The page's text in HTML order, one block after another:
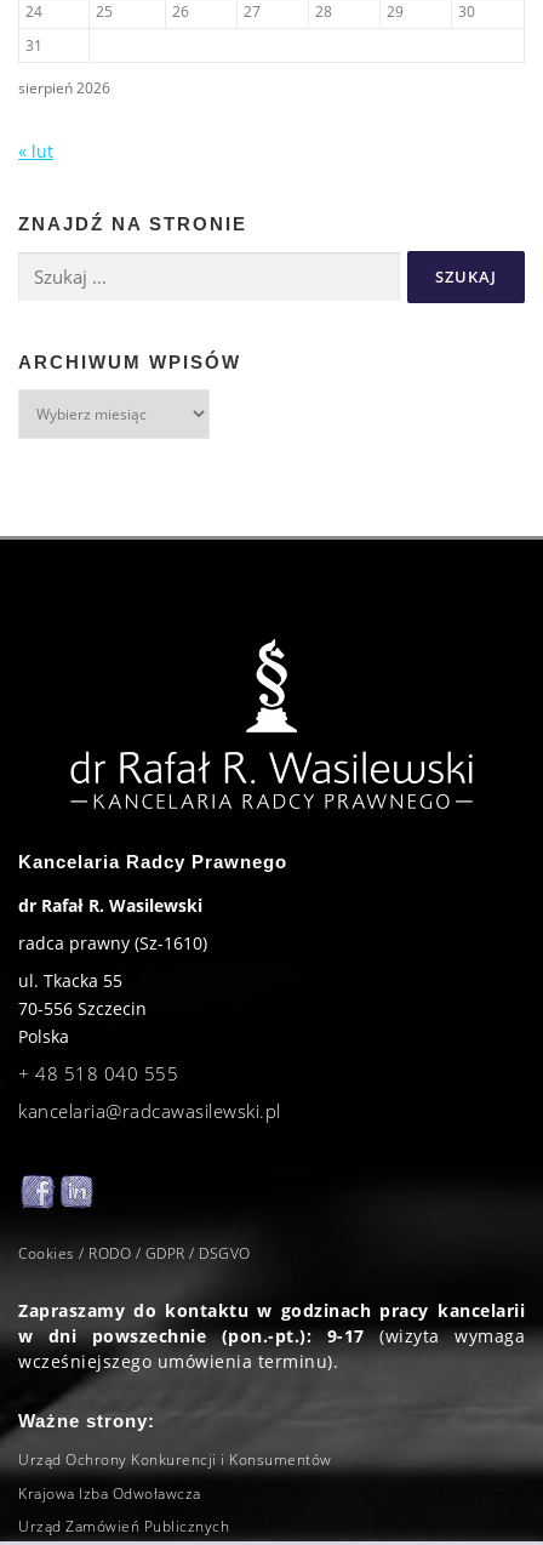
sierpień 2026
24
25 26 27 28 29
30
31
« lut
ZNAJDŹ NA STRONIE
ARCHIWUM WPISÓW
Kancelaria Radcy Prawnego
dr Rafał R. Wasilewski
radca prawny (Sz-1610)
ul. Tkacka 55
70-556 Szczecin
Polska
+ 48 518 040 555
kancelaria@radcawasilewski.pl
Cookies / RODO / GDPR / DSGVO
Zapraszamy do kontaktu w godzinach pracy kancelarii
w dni powszechnie (pon.-pt.): 9-17(wizyta wymaga
wcześniejszego umówienia terminu).
Ważne strony:
Urząd Ochrony Konkurencji i Konsumentów
Krajowa Izba Odwoławcza
Urząd Zamówień Publicznych